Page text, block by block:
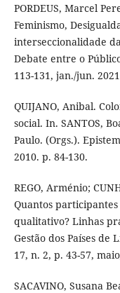
PORDEUS, Marcel
Feminismo,
interseccionalidade
Debate entre o
113-131, jan./jun.
QUIJANO, Anibal.
social. In. SANTOS,
Paulo. (Orgs.).
2010. p. 84-130.
REGO, Arménio;
Quantos
qualitativo? Linhas
Gestão dos Países de
17, n. 2, p. 43-57,
SACAVINO, Susana